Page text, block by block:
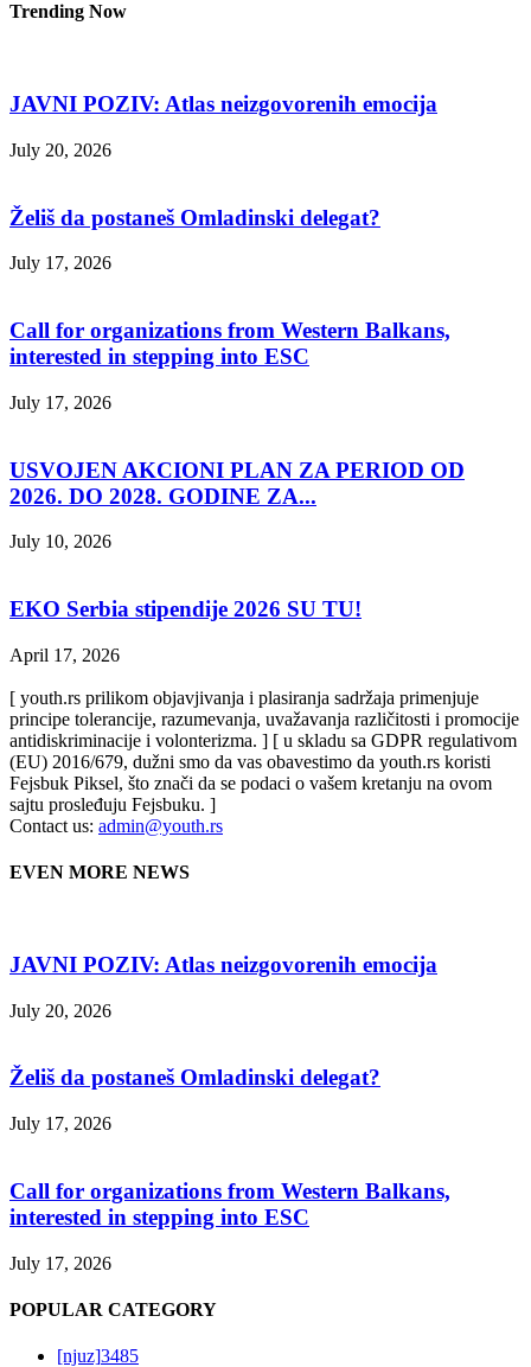
Trending Now
JAVNI POZIV: Atlas neizgovorenih emocija
July 20, 2026
Želiš da postaneš Omladinski delegat?
July 17, 2026
Call for organizations from Western Balkans,
interested in stepping into ESC
July 17, 2026
USVOJEN AKCIONI PLAN ZA PERIOD OD
2026. DO 2028. GODINE ZA...
July 10, 2026
EKO Serbia stipendije 2026 SU TU!
April 17, 2026
[ youth.rs prilikom objavjivanja i plasiranja sadržaja primenjuje
principe tolerancije, razumevanja, uvažavanja različitosti i promocije
antidiskriminacije i volonterizma. ] [ u skladu sa GDPR regulativom
(EU) 2016/679, dužni smo da vas obavestimo da youth.rs koristi
Fejsbuk Piksel, što znači da se podaci o vašem kretanju na ovom
sajtu prosleđuju Fejsbuku. ]
Contact us: admin@youth.rs
EVEN MORE NEWS
JAVNI POZIV: Atlas neizgovorenih emocija
July 20, 2026
Želiš da postaneš Omladinski delegat?
July 17, 2026
Call for organizations from Western Balkans,
interested in stepping into ESC
July 17, 2026
POPULAR CATEGORY
[njuz]3485